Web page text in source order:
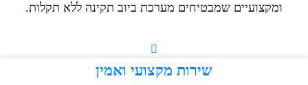
ומקצועיים שמבטיחים מערכת ביוב תקינה ללא תקלות.
שירות מקצועי ואמין